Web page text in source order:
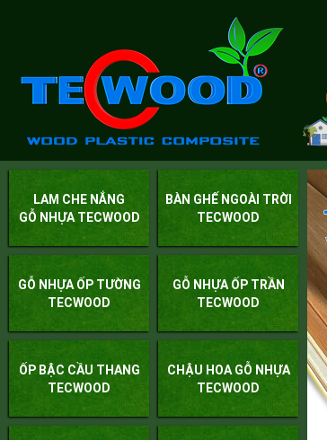
LAM CHE NẮNG
GỖ NHỰA TECWOOD
BÀN GHẾ NGOÀI TRỜI
TECWOOD
GỖ NHỰA ỐP TƯỜNG
TECWOOD
GỖ NHỰA ỐP TRẦN
TECWOOD
ỐP BẬC CẦU THANG
TECWOOD
CHẬU HOA GỖ NHỰA
TECWOOD